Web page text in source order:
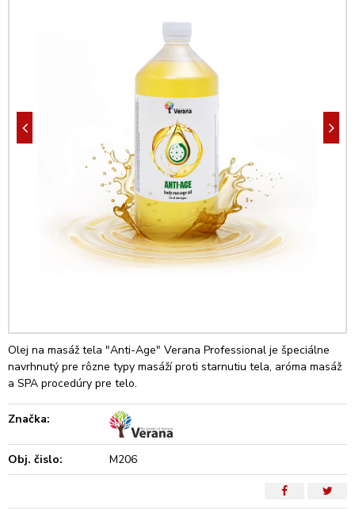
Olej na masáž tela "Anti-Age" Verana Professional je špeciálne
navrhnutý pre rôzne typy masáží proti starnutiu tela, aróma masáž
a SPA procedúry pre telo.
Značka:
Obj. čislo: M206